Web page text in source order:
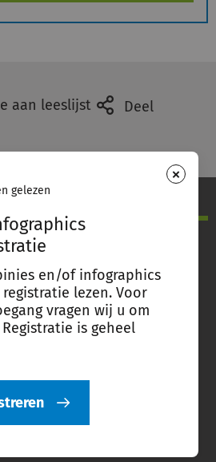
×
gelezen
en/of infographics
lezen. Voor
vragen wij u om
is geheel
aan leeslijst Deel